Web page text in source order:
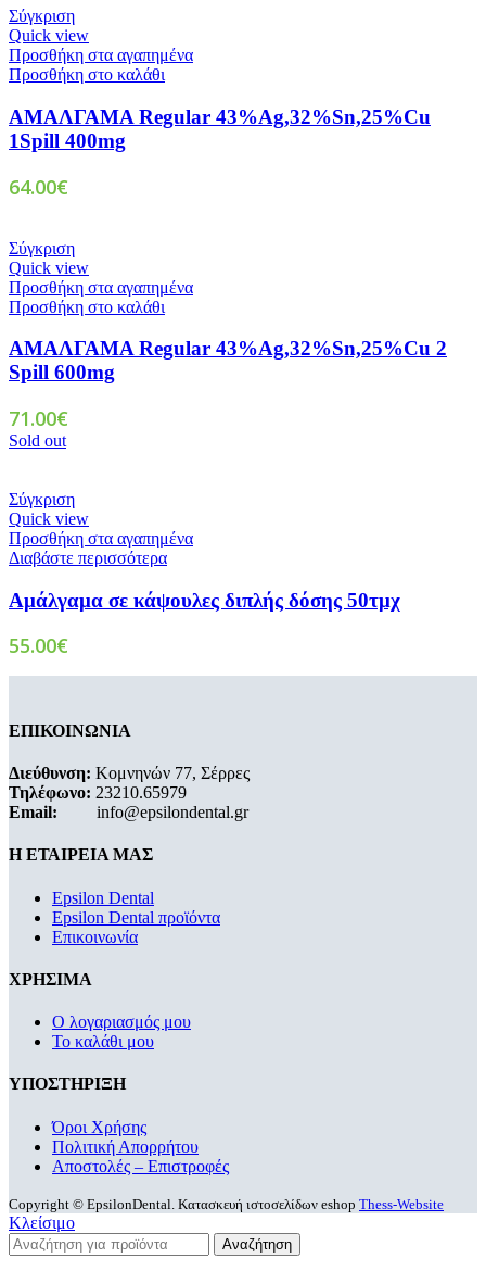
Σύγκριση
Quick view
Προσθήκη στα αγαπημένα
Προσθήκη στο καλάθι
ΑΜΑΛΓΑΜΑ Regular 43%Ag,32%Sn,25%Cu
1Spill 400mg
64.00€
Σύγκριση
Quick view
Προσθήκη στα αγαπημένα
Προσθήκη στο καλάθι
ΑΜΑΛΓΑΜΑ Regular 43%Ag,32%Sn,25%Cu 2
Spill 600mg
71.00€
Sold out
Σύγκριση
Quick view
Προσθήκη στα αγαπημένα
Διαβάστε περισσότερα
Αμάλγαμα σε κάψουλες διπλής δόσης 50τμχ
55.00€
ΕΠΙΚΟΙΝΩΝΙΑ
Διεύθυνση: Κομνηνών 77, Σέρρες
Τηλέφωνο: 23210.65979
Email: info@epsilondental.gr
Η ΕΤΑΙΡΕΙΑ ΜΑΣ
Epsilon Dental
Epsilon Dental προϊόντα
Επικοινωνία
ΧΡΗΣΙΜΑ
Ο λογαριασμός μου
Το καλάθι μου
ΥΠΟΣΤΗΡΙΞΗ
Όροι Χρήσης
Πολιτική Απορρήτου
Αποστολές – Επιστροφές
Copyright © EpsilonDental. Κατασκευή ιστοσελίδων eshop Thess-Website
Κλείσιμο
Αναζήτηση